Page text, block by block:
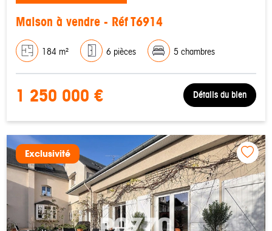
Maison à vendre - Réf T6914
184 m² 6 pièces 5 chambres
1 250 000 € Détails du bien
Exclusivité